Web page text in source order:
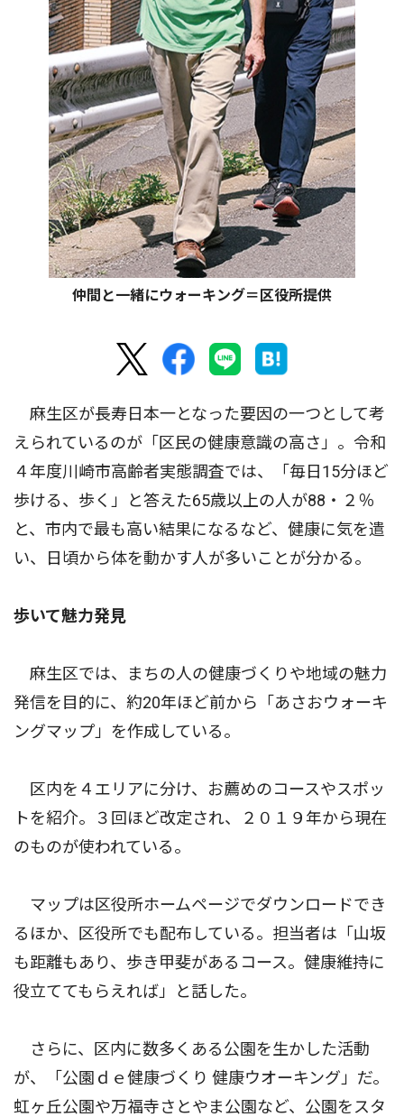
仲間と一緒にウォーキング＝区役所提供
麻生区が長寿日本一となった要因の一つとして考
えられているのが「区民の健康意識の高さ」。令和
４年度川崎市高齢者実態調査では、「毎日15分ほど
歩ける、歩く」と答えた65歳以上の人が88・２％
と、市内で最も高い結果になるなど、健康に気を遣
い、日頃から体を動かす人が多いことが分かる。
歩いて魅力発見
麻生区では、まちの人の健康づくりや地域の魅力
発信を目的に、約20年ほど前から「あさおウォーキ
ングマップ」を作成している。
区内を４エリアに分け、お薦めのコースやスポッ
トを紹介。３回ほど改定され、２０１９年から現在
のものが使われている。
マップは区役所ホームページでダウンロードでき
るほか、区役所でも配布している。担当者は「山坂
も距離もあり、歩き甲斐があるコース。健康維持に
役立ててもらえれば」と話した。
さらに、区内に数多くある公園を生かした活動
が、「公園ｄｅ健康づくり 健康ウオーキング」だ。
虹ヶ丘公園や万福寺さとやま公園など、公園をスタ